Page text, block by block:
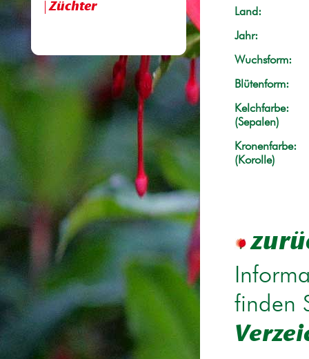
Züchter
Land:
Jahr:
Wuchsform:
Blütenform:
Kelchfarbe:
(Sepalen)
Kronenfarbe:
(Korolle)
finden